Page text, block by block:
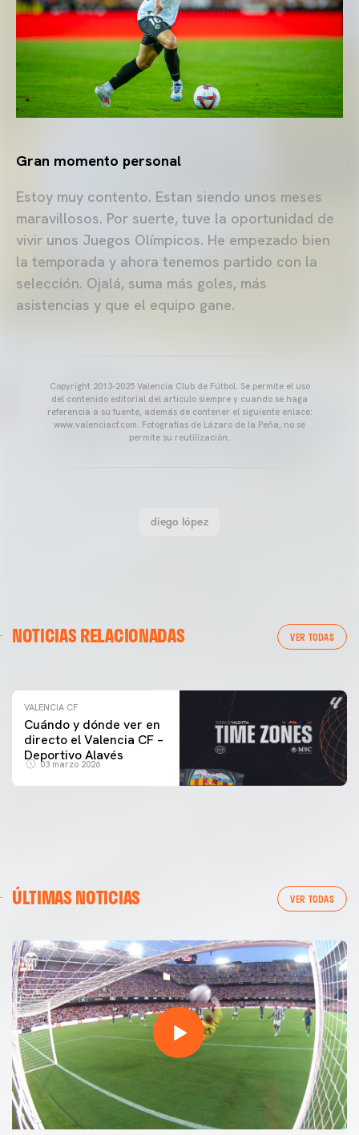
Gran momento personal
Estoy muy contento. Estan siendo unos meses
maravillosos. Por suerte, tuve la oportunidad de
vivir unos Juegos Olímpicos. He empezado bien
la temporada y ahora tenemos partido con la
selección. Ojalá, suma más goles, más
asistencias y que el equipo gane.
Copyright 2013-2025 Valencia Club de Fútbol. Se permite el uso
del contenido editorial del artículo siempre y cuando se haga
referencia a su fuente, además de contener el siguiente enlace:
www.valenciacf.com. Fotografías de Lázaro de la Peña, no se
permite su reutilización.
diego lópez
NOTICIAS RELACIONADAS VER TODAS
ENTRENAMIENTO DEL VALENCIA CF 04/03/26
VALENCIA CF
Cuándo y dónde ver en
directo el Valencia CF –
Deportivo Alavés
03 marzo 2026
ÚLTIMAS NOTICIAS VER TODAS
PRIMER EQUIPO